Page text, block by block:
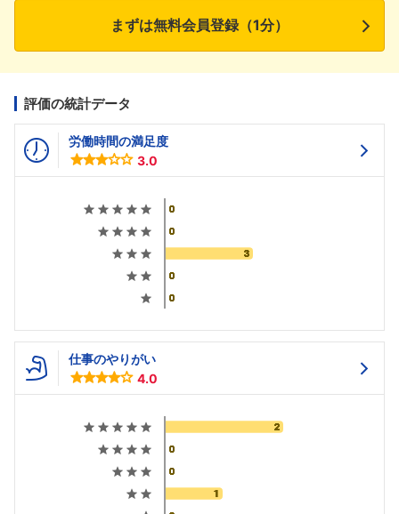
まずは無料会員登録（1分）
評価の統計データ
労働時間の満足度
3.0
仕事のやりがい
4.0